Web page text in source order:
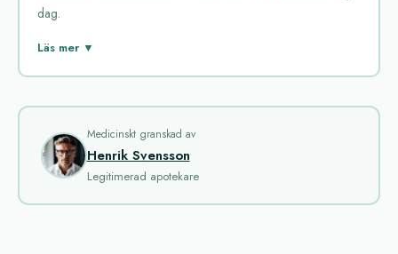
dag.
Kategorin Mäns Hälsa innehåller ett brett utbud av mediciner
prostatahälsa och för tidig utlösning. Produkterna på
marknaden är väl beprövade och används av många män
globalt.
Vi börjar med läkemedlen mot erektil dysfunktion. Viagra är en
av de mest kända och använda medicinerna. Den aktiva
Läs mer ▼
Medicinskt granskad av
Henrik Svensson
Legitimerad apotekare